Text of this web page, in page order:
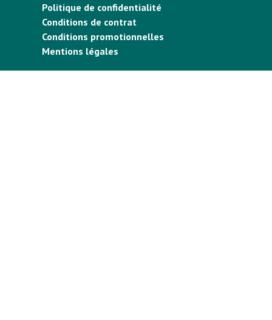
Politique de confidentialité
Conditions de contrat
Conditions promotionnelles
Mentions légales